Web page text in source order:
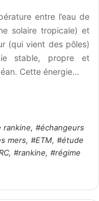
entre l’eau de
solaire tropicale) et
(qui vient des pôles)
stable, propre et
Cette énergie…
rankine, #échangeurs
mers, #ETM, #étude
, #rankine, #régime